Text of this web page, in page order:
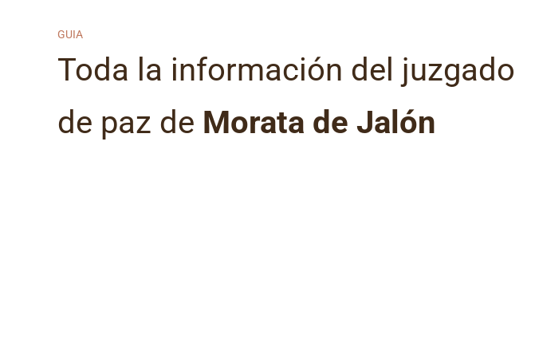
GUIA
Toda la información del juzgado
de paz de Morata de Jalón